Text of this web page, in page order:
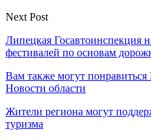
Next Post
Липецкая Госавтоинспекция
фестивалей по основам
Вам также могут понравиться
Новости области
Жители региона могут
туризма